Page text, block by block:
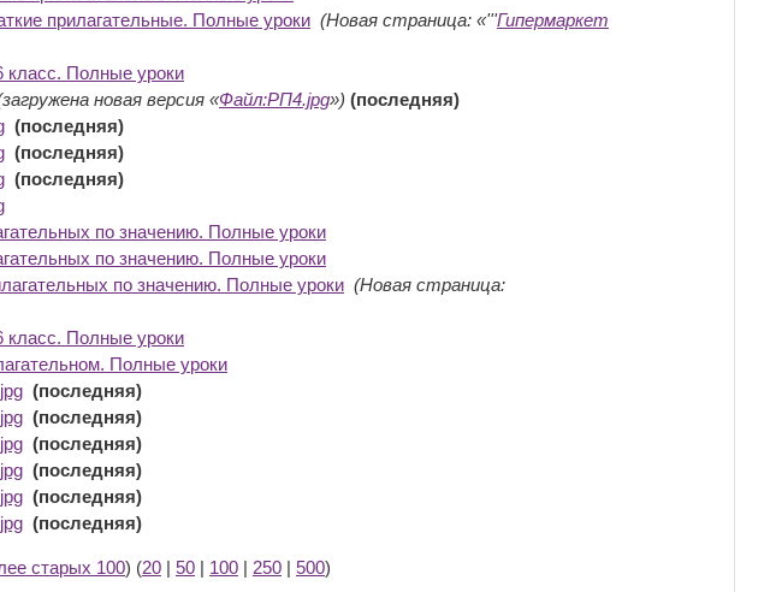
прилагательные. Полные уроки (Новая страница: «'''Гипермаркет
класс. Полные уроки
новая версия «Файл:РП4.jpg») (последняя)
(последняя)
(последняя)
(последняя)
по значению. Полные уроки
по значению. Полные уроки
по значению. Полные уроки (Новая страница:
класс. Полные уроки
Полные уроки
(последняя)
(последняя)
(последняя)
(последняя)
(последняя)
(последняя)
старых 100) (20 | 50 | 100 | 250 | 500)